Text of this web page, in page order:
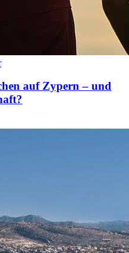
auf Zypern – und